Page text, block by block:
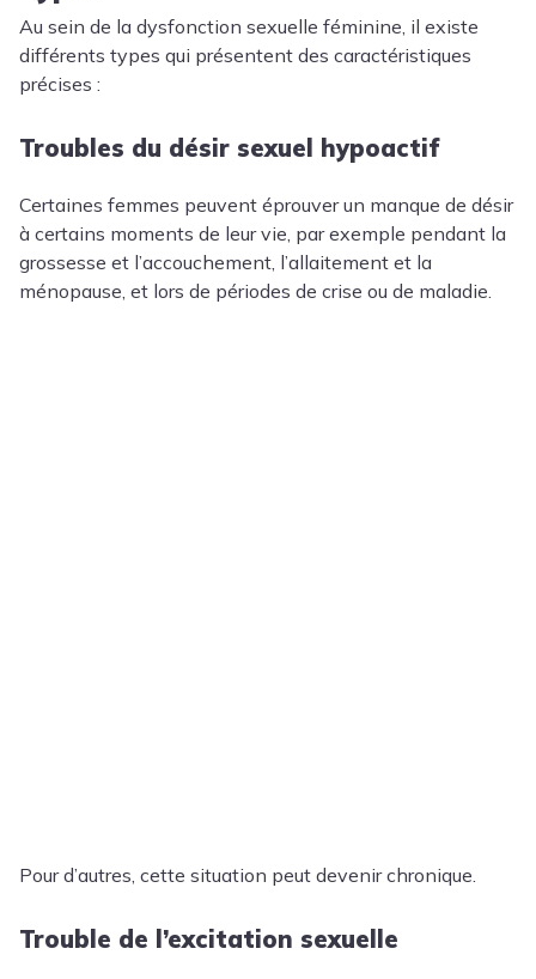
Au sein de la dysfonction sexuelle féminine, il existe
différents types qui présentent des caractéristiques
précises :
Troubles du désir sexuel hypoactif
Certaines femmes peuvent éprouver un manque de désir
à certains moments de leur vie, par exemple pendant la
grossesse et l’accouchement, l’allaitement et la
ménopause, et lors de périodes de crise ou de maladie.
Pour d’autres, cette situation peut devenir chronique.
Trouble de l’excitation sexuelle